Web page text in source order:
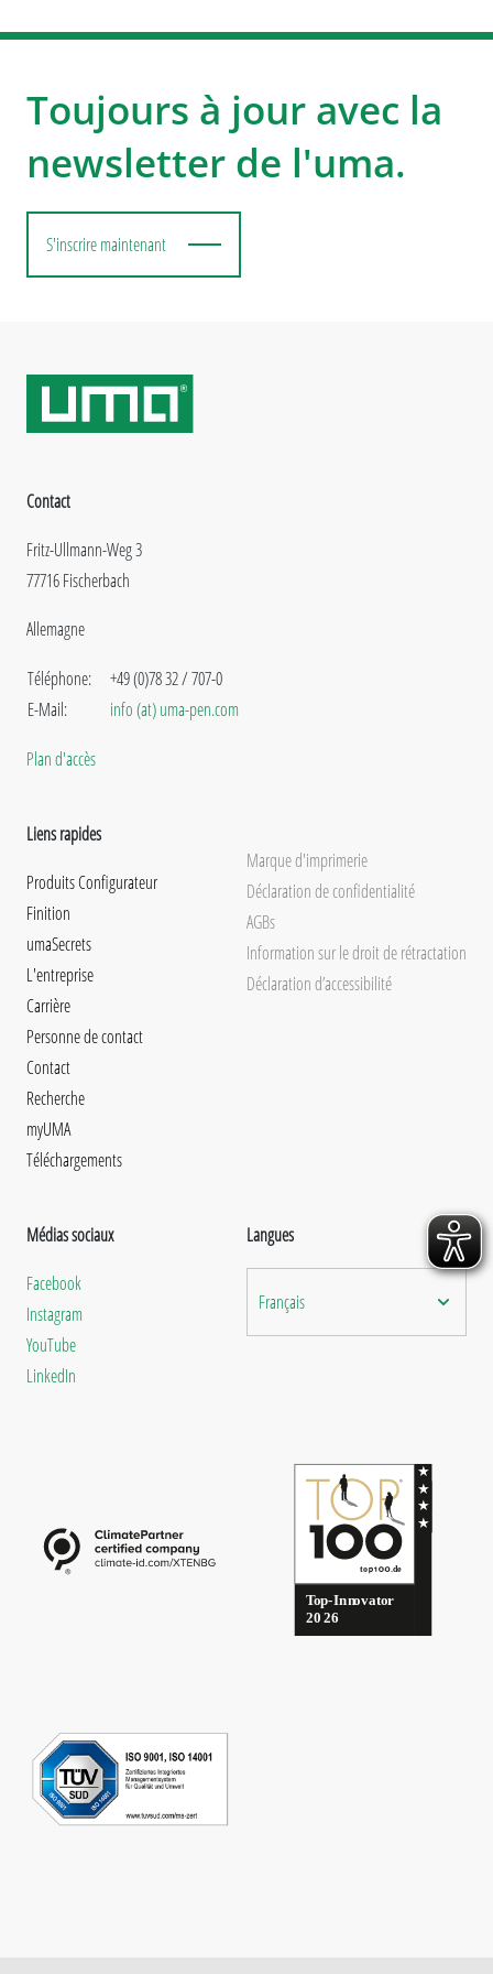
Toujours à jour avec la
newsletter de l'uma.
S'inscrire maintenant
Contact
Fritz-Ullmann-Weg 3
77716 Fischerbach
Allemagne
Téléphone:
E-Mail:
+49 (0)78 32 / 707-0
info (at) uma-pen.com
Plan d'accès
Liens rapides
Produits Configurateur
Finition
umaSecrets
L'entreprise
Carrière
Personne de contact
Contact
Recherche
myUMA
Téléchargements
Marque d'imprimerie
Déclaration de confidentialité
AGBs
Information sur le droit de rétractation
Déclaration d’accessibilité
Médias sociaux
Facebook
Instagram
YouTube
LinkedIn
Langues
Français